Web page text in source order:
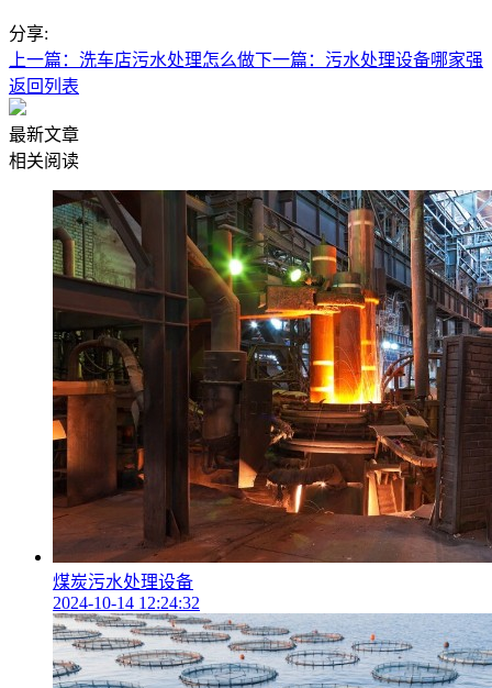
分享:
上一篇：洗车店污水处理怎么做下一篇：污水处理设备哪家强
返回列表
最新文章
相关阅读
煤炭污水处理设备
2024-10-14 12:24:32